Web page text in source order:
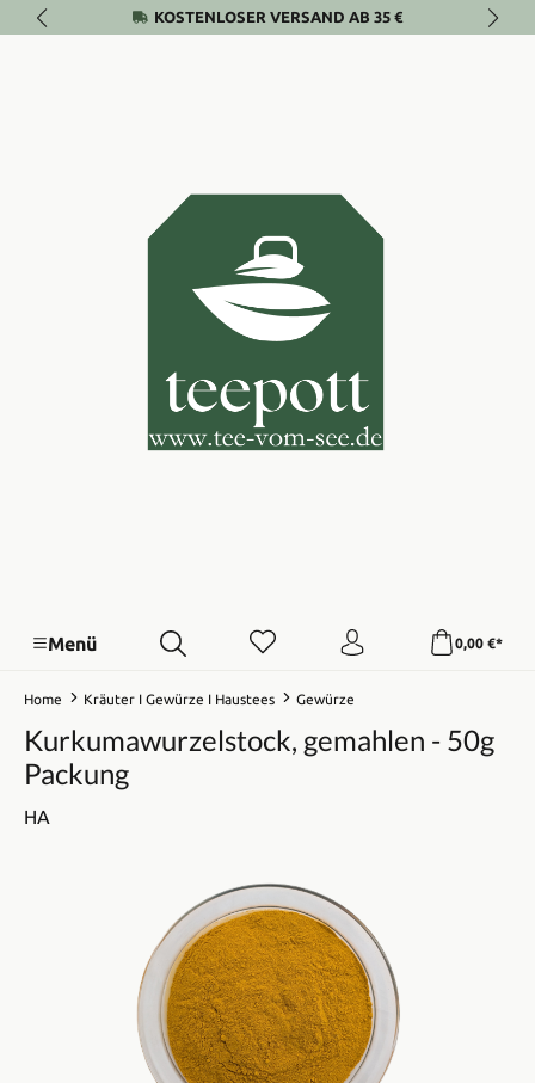
Zum Hauptinhalt springenKOSTENLOSER VERSAND AB 35 €
Menü 0,00 €*
Home Kräuter I Gewürze I Haustees Gewürze
Kurkumawurzelstock, gemahlen - 50g
Packung
HA
Bildergalerie überspringen